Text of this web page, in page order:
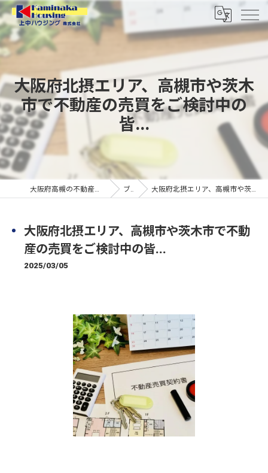
大阪府北摂エリア、高槻市や茨木
市で不動産の売買をご検討中の
皆...
大阪府高槻の不動産なら上中ハウジング株式会社 ブログ 大阪府北摂エリア、高槻市や茨木市で不動産の売買をご検討中の皆...
大阪府北摂エリア、高槻市や茨木市で不動
産の売買をご検討中の皆...
2025/03/05